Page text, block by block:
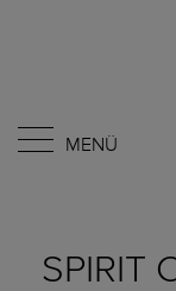
MENÜ
SPIRIT